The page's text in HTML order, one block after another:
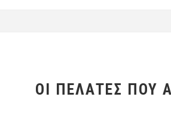
ΟΙ ΠΕΛΆΤΕΣ ΠΟΥ